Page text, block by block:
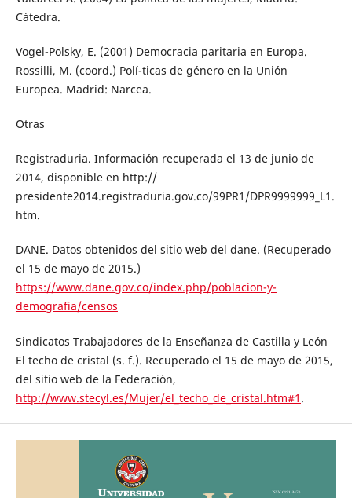
Cátedra.
Vogel-Polsky, E. (2001) Democracia paritaria en Europa.
Rossilli, M. (coord.) Polí-ticas de género en la Unión
Europea. Madrid: Narcea.
Otras
Registraduria. Información recuperada el 13 de junio de
2014, disponible en http://
presidente2014.registraduria.gov.co/99PR1/DPR9999999_L1.
htm.
DANE. Datos obtenidos del sitio web del dane. (Recuperado
el 15 de mayo de 2015.)
https://www.dane.gov.co/index.php/poblacion-y-
demografia/censos
Sindicatos Trabajadores de la Enseñanza de Castilla y León
El techo de cristal (s. f.). Recuperado el 15 de mayo de 2015,
del sitio web de la Federación,
http://www.stecyl.es/Mujer/el_techo_de_cristal.htm#1 .